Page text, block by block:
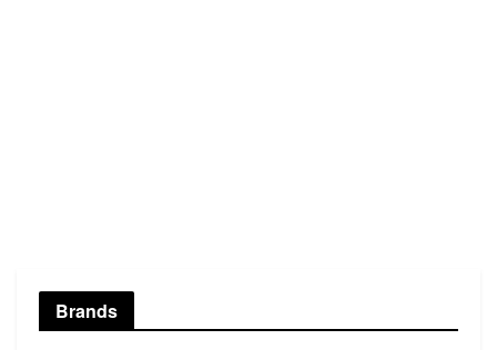
Brands